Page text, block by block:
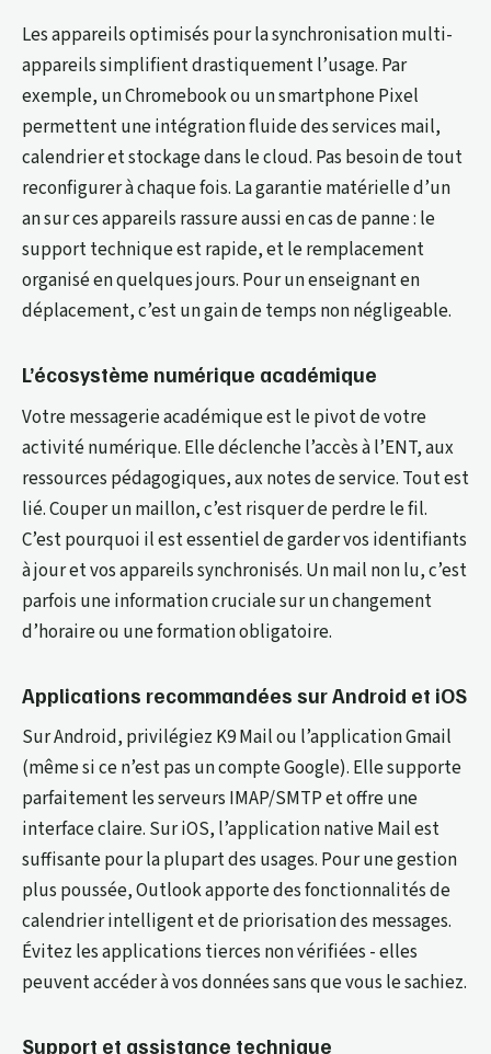
Les appareils optimisés pour la synchronisation multi-
appareils simplifient drastiquement l’usage. Par
exemple, un Chromebook ou un smartphone Pixel
permettent une intégration fluide des services mail,
calendrier et stockage dans le cloud. Pas besoin de tout
reconfigurer à chaque fois. La garantie matérielle d’un
an sur ces appareils rassure aussi en cas de panne : le
support technique est rapide, et le remplacement
organisé en quelques jours. Pour un enseignant en
déplacement, c’est un gain de temps non négligeable.
L’écosystème numérique académique
Votre messagerie académique est le pivot de votre
activité numérique. Elle déclenche l’accès à l’ENT, aux
ressources pédagogiques, aux notes de service. Tout est
lié. Couper un maillon, c’est risquer de perdre le fil.
C’est pourquoi il est essentiel de garder vos identifiants
à jour et vos appareils synchronisés. Un mail non lu, c’est
parfois une information cruciale sur un changement
d’horaire ou une formation obligatoire.
Applications recommandées sur Android et iOS
Sur Android, privilégiez K9 Mail ou l’application Gmail
(même si ce n’est pas un compte Google). Elle supporte
parfaitement les serveurs IMAP/SMTP et offre une
interface claire. Sur iOS, l’application native Mail est
suffisante pour la plupart des usages. Pour une gestion
plus poussée, Outlook apporte des fonctionnalités de
calendrier intelligent et de priorisation des messages.
Évitez les applications tierces non vérifiées - elles
peuvent accéder à vos données sans que vous le sachiez.
Support et assistance technique